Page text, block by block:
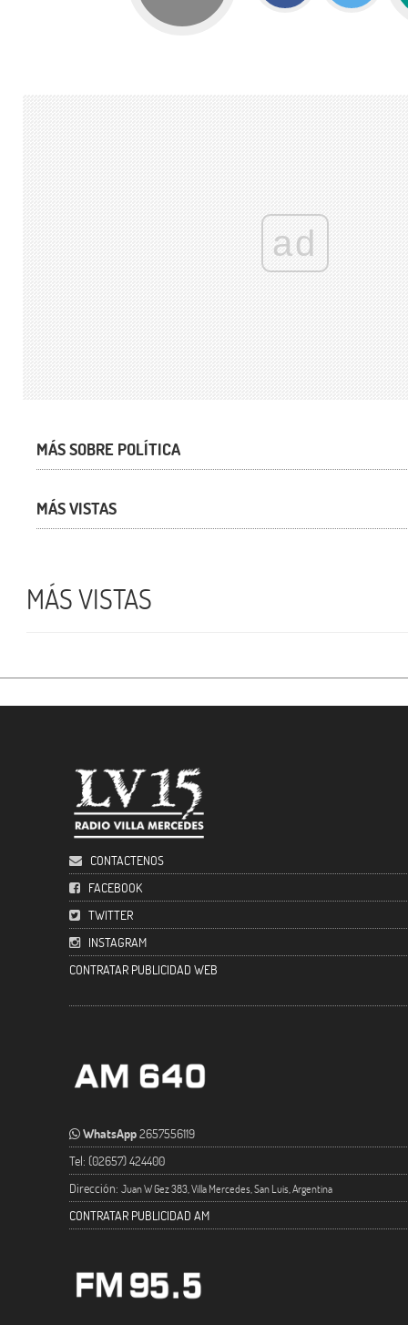
ad
MÁS SOBRE POLÍTICA
MÁS VISTAS
MÁS VISTAS
CONTACTENOS
FACEBOOK
TWITTER
INSTAGRAM
CONTRATAR PUBLICIDAD WEB
WhatsApp2657556119
Tel: (02657) 424400
Dirección: Juan W Gez 383, Villa Mercedes, San Luis, Argentina
CONTRATAR PUBLICIDAD AM